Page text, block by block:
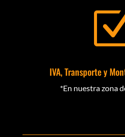
IVA, Transporte y
*En nuestra zona